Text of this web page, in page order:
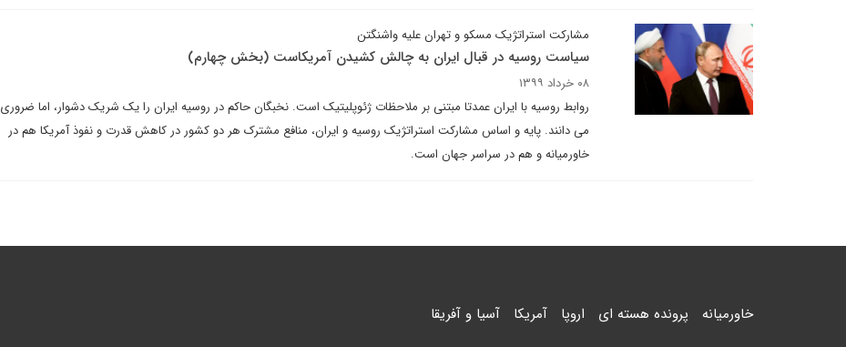
مشارکت استراتژیک مسکو و تهران علیه واشنگتن
سیاست روسیه در قبال ایران به چالش کشیدن آمریکاست (بخش چهارم)
۰۸ خرداد ۱۳۹۹
روابط روسیه با ایران عمدتا مبتنی بر ملاحظات ژئوپلیتیک است. نخبگان حاکم در روسیه ایران را یک شریک دشوار، اما ضروری
می دانند. پایه و اساس مشارکت استراتژیک روسیه و ایران، منافع مشترک هر دو کشور در کاهش قدرت و نفوذ آمریکا هم در
خاورمیانه و هم در سراسر جهان است.
خاورمیانه پرونده هسته ای اروپا آمریکا آسیا و آفریقا